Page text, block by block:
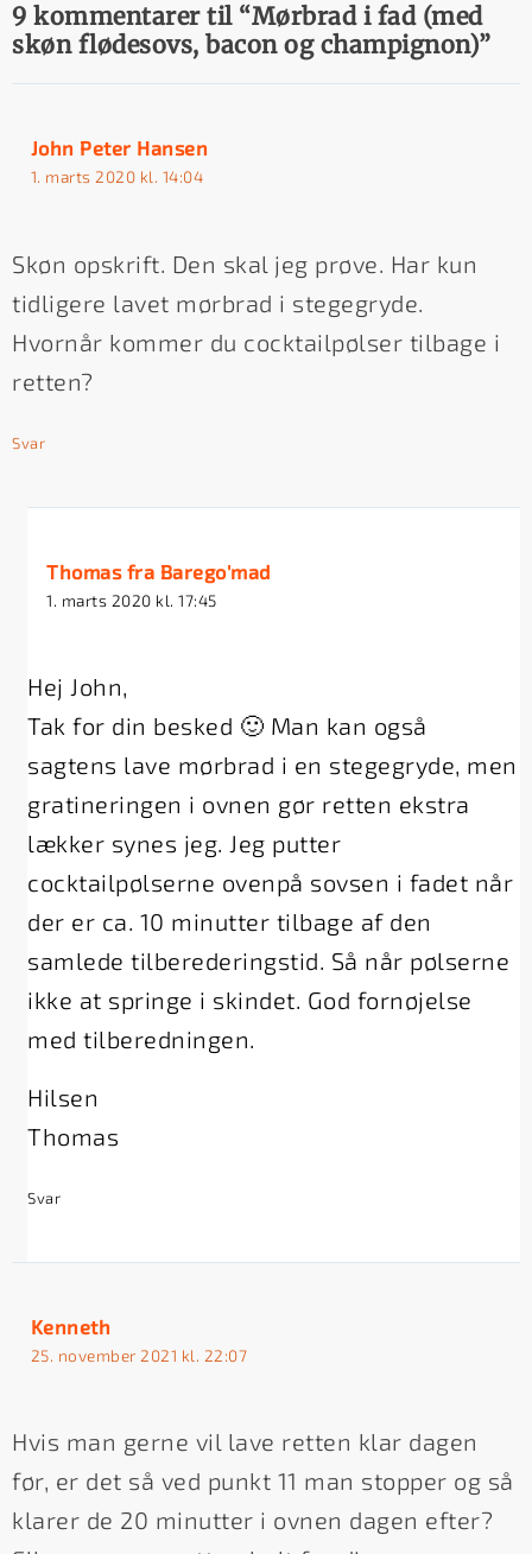
9 kommentarer til “Mørbrad i fad (med
skøn flødesovs, bacon og champignon)”
John Peter Hansen
1. marts 2020 kl. 14:04
Skøn opskrift. Den skal jeg prøve. Har kun
tidligere lavet mørbrad i stegegryde.
Hvornår kommer du cocktailpølser tilbage i
retten?
Svar
Thomas fra Barego'mad
1. marts 2020 kl. 17:45
Hej John,
Tak for din besked 🙂 Man kan også
sagtens lave mørbrad i en stegegryde, men
gratineringen i ovnen gør retten ekstra
lækker synes jeg. Jeg putter
cocktailpølserne ovenpå sovsen i fadet når
der er ca. 10 minutter tilbage af den
samlede tilberederingstid. Så når pølserne
ikke at springe i skindet. God fornøjelse
med tilberedningen.
Hilsen
Thomas
Svar
Kenneth
25. november 2021 kl. 22:07
Hvis man gerne vil lave retten klar dagen
før, er det så ved punkt 11 man stopper og så
klarer de 20 minutter i ovnen dagen efter?